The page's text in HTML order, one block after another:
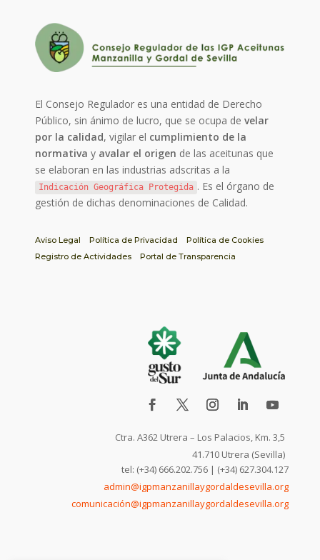
El Consejo Regulador es una entidad de Derecho
Público, sin ánimo de lucro, que se ocupa develar
por la calidad, vigilar el cumplimiento de la
normativa y avalar el origen de las aceitunas que
se elaboran en las industrias adscritas a la
Indicación Geográfica Protegida . Es el órgano de
gestión de dichas denominaciones de Calidad.
Aviso Legal Política de Privacidad
Política de Cookies
Registro de Actividades
Portal de Transparencia
Ctra. A362 Utrera – Los Palacios, Km. 3,5
41.710 Utrera (Sevilla)
tel: (+34) 666.202.756 | (+34) 627.304.127
admin@igpmanzanillaygordaldesevilla.org
comunicación@igpmanzanillaygordaldesevilla.org